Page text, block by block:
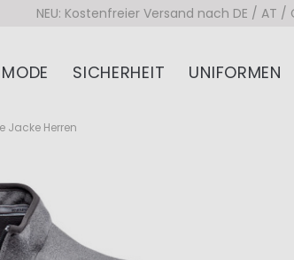
NEU: Kostenfreier Versand nach DE / AT /
MODE SICHERHEIT UNIFORMEN
Jacke Herren